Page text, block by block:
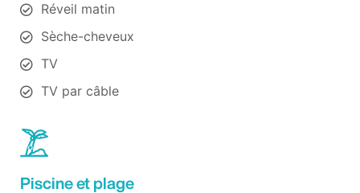
Réveil matin
Sèche-cheveux
TV
TV par câble
Piscine et plage